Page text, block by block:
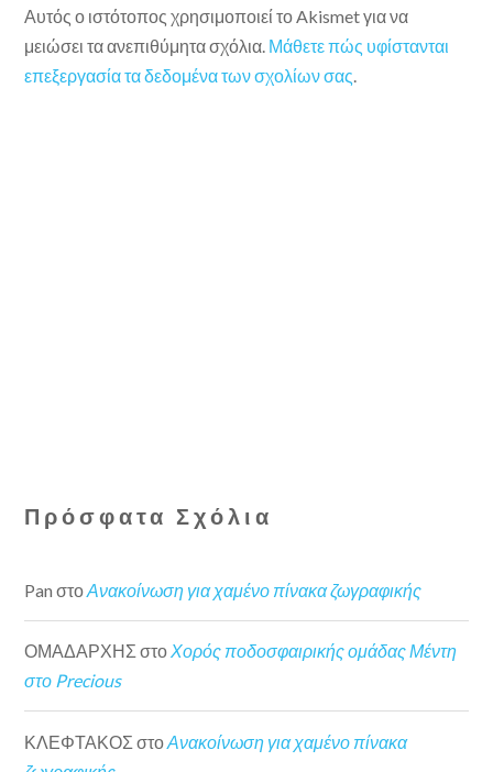
Αυτός ο ιστότοπος χρησιμοποιεί το Akismet για να
μειώσει τα ανεπιθύμητα σχόλια. Μάθετε πώς υφίστανται
επεξεργασία τα δεδομένα των σχολίων σας.
Πρόσφατα Σχόλια
Pan στοΑνακοίνωση για χαμένο πίνακα ζωγραφικής
ΟΜΑΔΑΡΧΗΣ στοΧορός ποδοσφαιρικής ομάδας Μέντη
στο Precious
ΚΛΕΦΤΑΚΟΣ στοΑνακοίνωση για χαμένο πίνακα